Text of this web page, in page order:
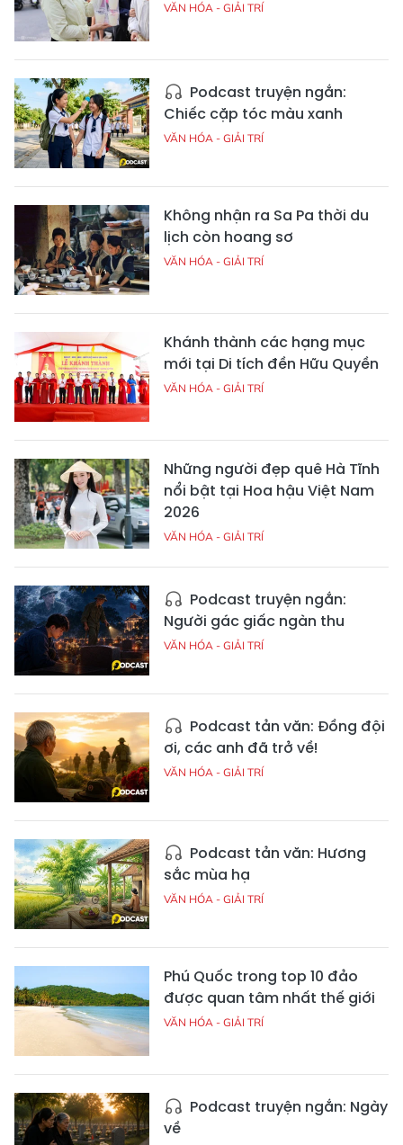
VĂN HÓA - GIẢI TRÍ
Podcast truyện ngắn:
Chiếc cặp tóc màu xanh
VĂN HÓA - GIẢI TRÍ
Không nhận ra Sa Pa thời du
lịch còn hoang sơ
VĂN HÓA - GIẢI TRÍ
Khánh thành các hạng mục
mới tại Di tích đền Hữu Quyền
VĂN HÓA - GIẢI TRÍ
Những người đẹp quê Hà Tĩnh
nổi bật tại Hoa hậu Việt Nam
2026
VĂN HÓA - GIẢI TRÍ
Podcast truyện ngắn:
Người gác giấc ngàn thu
VĂN HÓA - GIẢI TRÍ
Podcast tản văn: Đồng đội
ơi, các anh đã trở về!
VĂN HÓA - GIẢI TRÍ
Podcast tản văn: Hương
sắc mùa hạ
VĂN HÓA - GIẢI TRÍ
Phú Quốc trong top 10 đảo
được quan tâm nhất thế giới
VĂN HÓA - GIẢI TRÍ
Podcast truyện ngắn: Ngày
về